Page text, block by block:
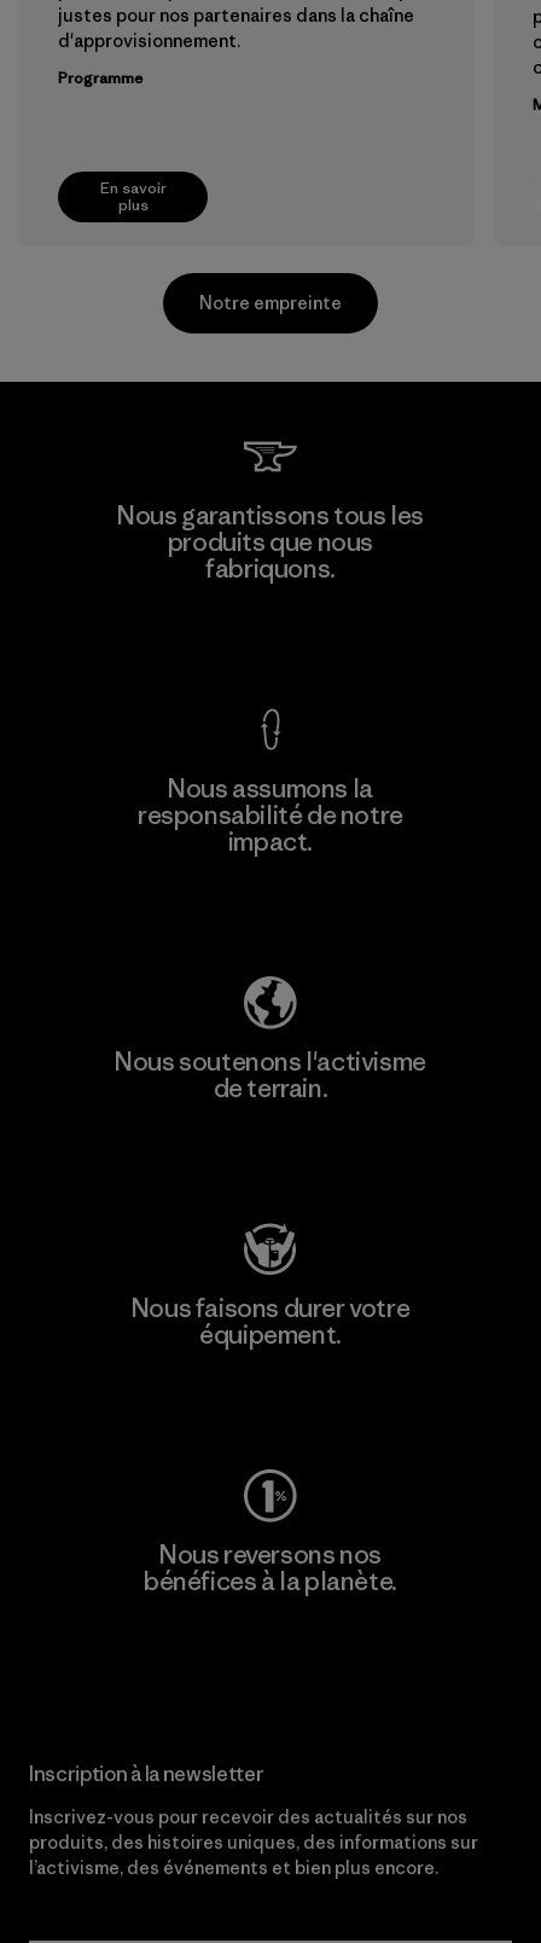
En savoir
plus
justes pour nos partenaires dans la chaîne
d'approvisionnement.
Programme
Formosa Textil
Notre empreinte
Nous garantissons tous les
produits que nous
fabriquons.
Nous assumons la
responsabilité de notre
impact.
Nous soutenons l'activisme
de terrain.
Nous faisons durer votre
équipement.
Nous reversons nos
bénéfices à la planète.
Inscription à la newsletter
Inscrivez-vous pour recevoir des actualités sur nos
produits, des histoires uniques, des informations sur
l’activisme, des événements et bien plus encore.